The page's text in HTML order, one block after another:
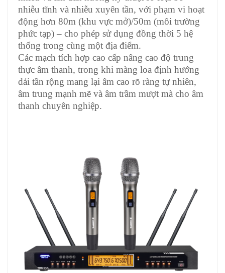
nhiễu tĩnh và nhiễu xuyên tần, với phạm vi hoạt
động hơn 80m (khu vực mở)/50m (môi trường
phức tạp) – cho phép sử dụng đồng thời 5 hệ
thống trong cùng một địa điểm.
Các mạch tích hợp cao cấp nâng cao độ trung
thực âm thanh, trong khi màng loa định hướng
dải tần rộng mang lại âm cao rõ ràng tự nhiên,
âm trung mạnh mẽ và âm trầm mượt mà cho âm
thanh chuyên nghiệp.